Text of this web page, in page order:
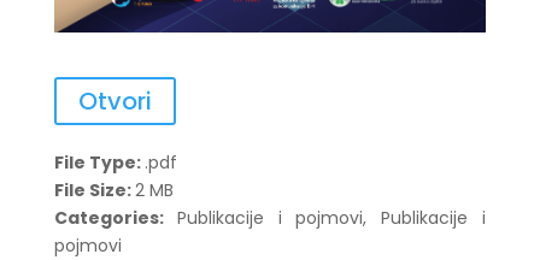
Otvori
File Type: .pdf
File Size:2 MB
Categories: Publikacije i pojmovi, Publikacije i
pojmovi